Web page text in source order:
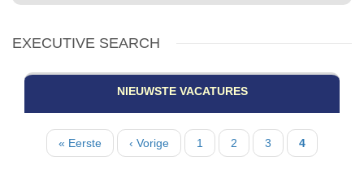
EXECUTIVE SEARCH
NIEUWSTE VACATURES
PaginatieEerste
pagina
« Eerste
Vorige
pagina
‹ Vorige Pagina
1 Pagina
2 Pagina
3
Huidige
pagina
4